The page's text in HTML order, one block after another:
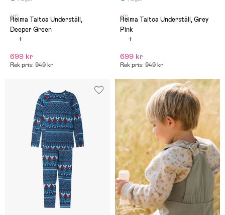
(0)
Reima Taitoa Underställ,
Deeper Green
699 kr
Rek pris: 949 kr
(0)
Reima Taitoa Underställ, Grey
Pink
699 kr
Rek pris: 949 kr